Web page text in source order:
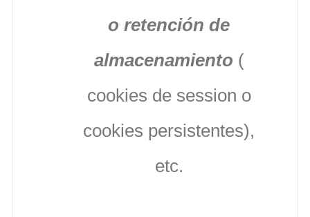
o retención de
almacenamiento (
cookies de session o
cookies persistentes),
etc.